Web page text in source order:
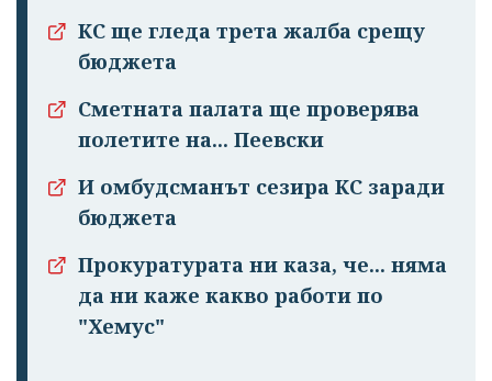
КС ще гледа трета жалба срещу
бюджета
Сметната палата ще проверява
полетите на... Пеевски
И омбудсманът сезира КС заради
бюджета
Прокуратурата ни каза, че... няма
да ни каже какво работи по
"Хемус"